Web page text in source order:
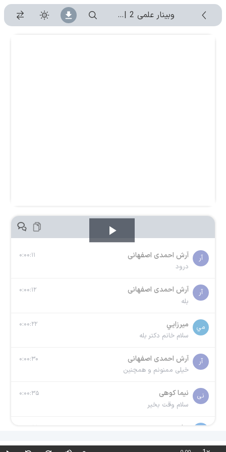
وبینار علمی 2 | جلسه 1404/07/28 -۱۴۰۴/۷/۲۸
Play
آر آرش احمدی اصفهانی ۰:۰۰:۱۱
درود
آر آرش احمدی اصفهانی ۰:۰۰:۱۲
بله
مي ميرزايي ۰:۰۰:۲۲
سلام خانم دكتر بله
آر آرش احمدی اصفهانی ۰:۰۰:۳۰
خیلی ممنونم و همچنین
نی نیما کوهی ۰:۰۰:۳۵
سلام وقت بخیر
حامد نجیب